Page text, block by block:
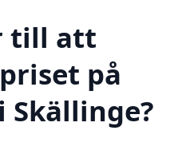
till att
på
Skällinge?